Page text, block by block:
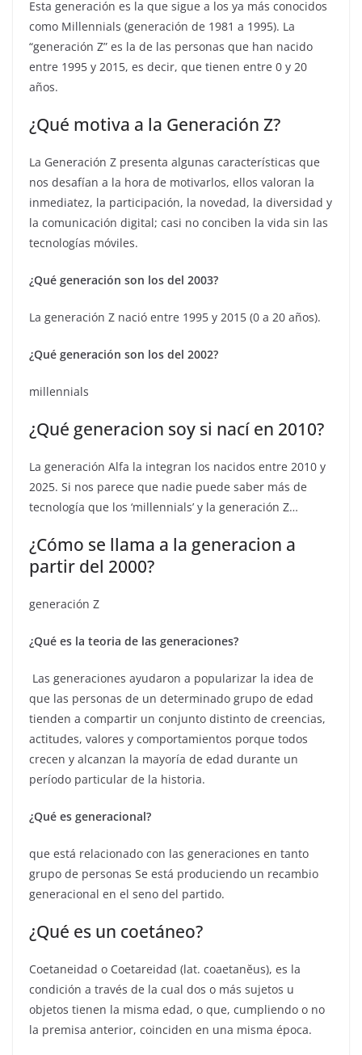
Esta generación es la que sigue a los ya más conocidos
como Millennials (generación de 1981 a 1995). La
“generación Z” es la de las personas que han nacido
entre 1995 y 2015, es decir, que tienen entre 0 y 20
años.
¿Qué motiva a la Generación Z?
La Generación Z presenta algunas características que
nos desafían a la hora de motivarlos, ellos valoran la
inmediatez, la participación, la novedad, la diversidad y
la comunicación digital; casi no conciben la vida sin las
tecnologías móviles.
¿Qué generación son los del 2003?
La generación Z nació entre 1995 y 2015 (0 a 20 años).
¿Qué generación son los del 2002?
millennials
¿Qué generacion soy si nací en 2010?
La generación Alfa la integran los nacidos entre 2010 y
2025. Si nos parece que nadie puede saber más de
tecnología que los ‘millennials’ y la generación Z…
¿Cómo se llama a la generacion a
partir del 2000?
generación Z
¿Qué es la teoria de las generaciones?
​ Las generaciones ayudaron a popularizar la idea de
que las personas de un determinado grupo de edad
tienden a compartir un conjunto distinto de creencias,
actitudes, valores y comportamientos porque todos
crecen y alcanzan la mayoría de edad durante un
período particular de la historia.
¿Qué es generacional?
que está relacionado con las generaciones en tanto
grupo de personas Se está produciendo un recambio
generacional en el seno del partido.
¿Qué es un coetáneo?
Coetaneidad o Coetareidad (lat. coaetanĕus),​ es la
condición a través de la cual dos o más sujetos u
objetos tienen la misma edad, o que, cumpliendo o no
la premisa anterior, coinciden en una misma época.